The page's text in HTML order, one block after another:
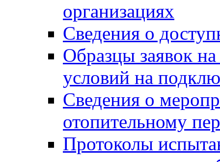
организациях
Сведения о
Образцы заявок
условий на
Сведения о
отопительному
Протоколы